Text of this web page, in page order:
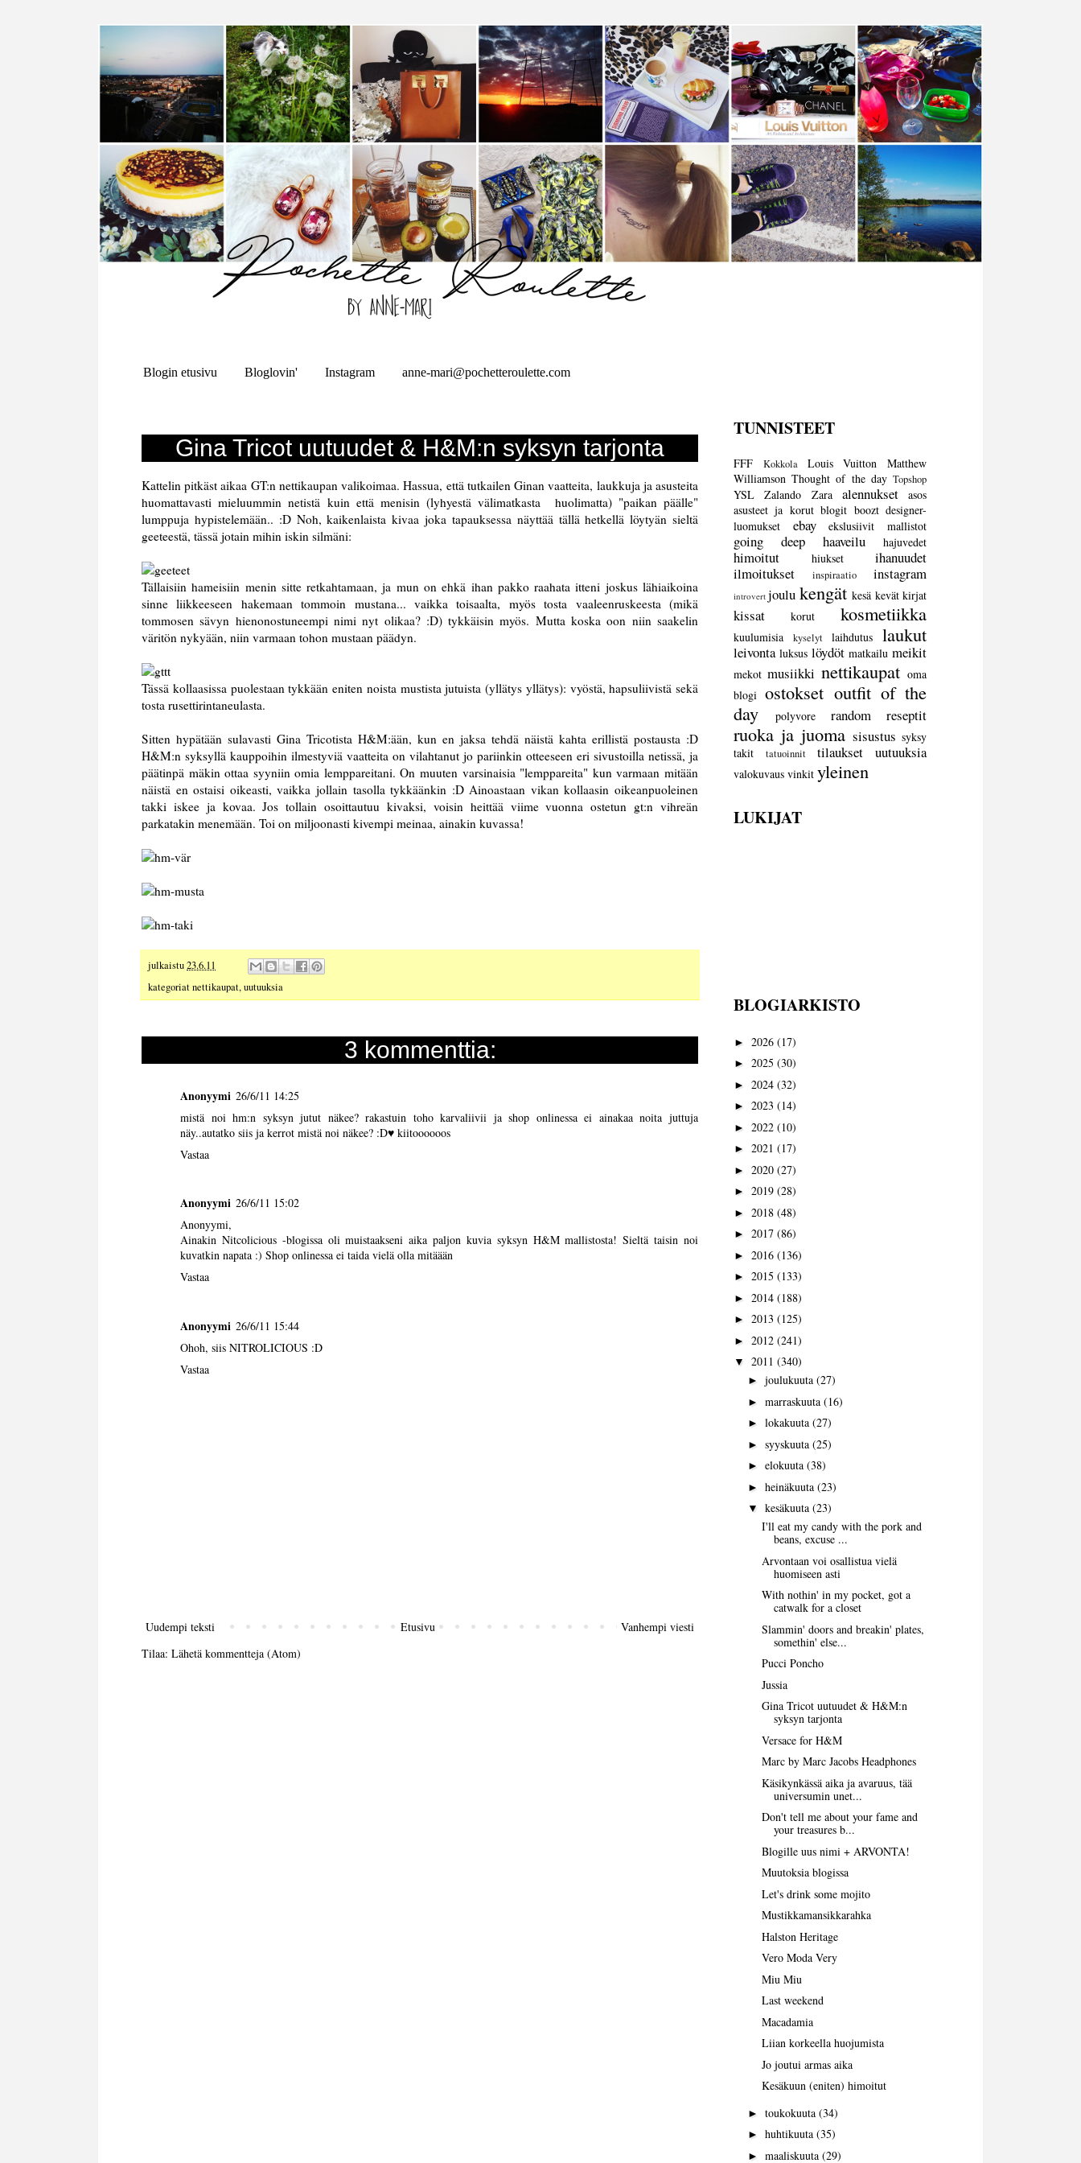
Blogin etusivu Bloglovin' Instagram anne-mari@pochetteroulette.com
Gina Tricot uutuudet & H&M:n syksyn tarjonta
Kattelin pitkäst aikaa GT:n nettikaupan valikoimaa. Hassua, että tutkailen Ginan vaatteita, laukkuja ja asusteita
huomattavasti mieluummin netistä kuin että menisin (lyhyestä välimatkasta huolimatta) "paikan päälle"
lumppuja hypistelemään.. :D Noh, kaikenlaista kivaa joka tapauksessa näyttää tällä hetkellä löytyän sieltä
geeteestä, tässä jotain mihin iskin silmäni:
Tällaisiin hameisiin menin sitte retkahtamaan, ja mun on ehkä ihan pakko raahata itteni joskus lähiaikoina
sinne liikkeeseen hakemaan tommoin mustana... vaikka toisaalta, myös tosta vaaleenruskeesta (mikä
tommosen sävyn hienonostuneempi nimi nyt olikaa? :D) tykkäisin myös. Mutta koska oon niin saakelin
väritön nykyään, niin varmaan tohon mustaan päädyn.
Tässä kollaasissa puolestaan tykkään eniten noista mustista jutuista (yllätys yllätys): vyöstä, hapsuliivistä sekä
tosta rusettirintaneulasta.
Sitten hypätään sulavasti Gina Tricotista H&M:ään, kun en jaksa tehdä näistä kahta erillistä postausta :D
H&M:n syksyllä kauppoihin ilmestyviä vaatteita on vilahtanut jo pariinkin otteeseen eri sivustoilla netissä, ja
päätinpä mäkin ottaa syyniin omia lemppareitani. On muuten varsinaisia "lemppareita" kun varmaan mitään
näistä en ostaisi oikeasti, vaikka jollain tasolla tykkäänkin :D Ainoastaan vikan kollaasin oikeanpuoleinen
takki iskee ja kovaa. Jos tollain osoittautuu kivaksi, voisin heittää viime vuonna ostetun gt:n vihreän
parkatakin menemään. Toi on miljoonasti kivempi meinaa, ainakin kuvassa!
julkaistu23.6.11
kategoriatnettikaupat,uutuuksia
3 kommenttia:
Anonyymi 26/6/11 14:25
mistä noi hm:n syksyn jutut näkee? rakastuin toho karvaliivii ja shop onlinessa ei ainakaa noita juttuja
näy..autatko siis ja kerrot mistä noi näkee? :D♥ kiitoooooos
Vastaa
Anonyymi 26/6/11 15:02
Anonyymi,
Ainakin Nitcolicious -blogissa oli muistaakseni aika paljon kuvia syksyn H&M mallistosta! Sieltä taisin noi
kuvatkin napata :) Shop onlinessa ei taida vielä olla mitäään
Vastaa
Anonyymi 26/6/11 15:44
Ohoh, siis NITROLICIOUS :D
Vastaa
Uudempi teksti Vanhempi viesti
Etusivu
Tilaa: Lähetä kommentteja (Atom)
TUNNISTEET
FFF Kokkola Louis Vuitton
Matthew
Williamson Thought of the day Topshop
YSL Zalando Zara alennukset
asos
asusteet ja korut blogit boozt designer-
luomukset
ebay ekslusiivit mallistot
going deep haaveilu hajuvedet
himoitut hiukset
ihanuudet
ilmoitukset
inspiraatio instagram
introvert joulu kengät kesä kevät kirjat
kissat korut kosmetiikka
kuulumisia kyselyt laihdutus laukut
leivonta luksus löydöt matkailu meikit
mekot musiikki nettikaupat oma
blogi ostokset outfit of the
day
polyvore random reseptit
ruoka ja juoma sisustus syksy
takit
tatuoinnit tilaukset uutuuksia
valokuvaus vinkit yleinen
LUKIJAT
BLOGIARKISTO
► 2026 (17)
► 2025 (30)
► 2024 (32)
► 2023 (14)
► 2022 (10)
► 2021 (17)
► 2020 (27)
► 2019 (28)
► 2018 (48)
► 2017 (86)
► 2016 (136)
► 2015 (133)
► 2014 (188)
► 2013 (125)
► 2012 (241)
▼ 2011 (340)
► joulukuuta (27)
► marraskuuta (16)
► lokakuuta (27)
► syyskuuta (25)
► elokuuta (38)
► heinäkuuta (23)
▼ kesäkuuta (23)
I'll eat my candy with the pork and
beans, excuse ...
Arvontaan voi osallistua vielä
huomiseen asti
With nothin' in my pocket, got a
catwalk for a closet
Slammin' doors and breakin' plates,
somethin' else...
Pucci Poncho
Jussia
Gina Tricot uutuudet & H&M:n
syksyn tarjonta
Versace for H&M
Marc by Marc Jacobs Headphones
Käsikynkässä aika ja avaruus, tää
universumin unet...
Don't tell me about your fame and
your treasures b...
Blogille uus nimi + ARVONTA!
Muutoksia blogissa
Let's drink some mojito
Mustikkamansikkarahka
Halston Heritage
Vero Moda Very
Miu Miu
Last weekend
Macadamia
Liian korkeella huojumista
Jo joutui armas aika
Kesäkuun (eniten) himoitut
► toukokuuta (34)
► huhtikuuta (35)
► maaliskuuta (29)